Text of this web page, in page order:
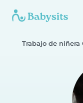
Trabajo de niñera